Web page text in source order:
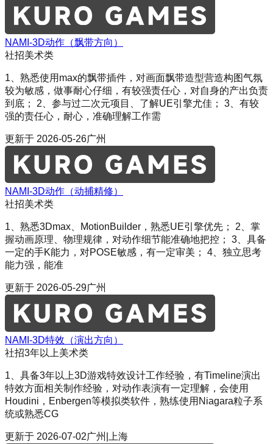
NAMI-3D动作（飘带方向）
社招美术类
1、熟悉使用max的飘带插件，对画面飘带造型营造构图气氛
较为敏感，做事耐心仔细，有较强责任心，对自身的产出负责
到底； 2、参与过二次元项目、了解UE引擎尤佳； 3、有较
强的责任心，耐心，准确理解工作需
更新于 2026-05-26广州
NAMI-3D动作（动捕精修）
社招美术类
1、熟悉3Dmax、MotionBuilder，熟悉UE引擎优先； 2、掌
握动画原理、物理规律，对动作细节能准确地把控； 3、具备
一定的手K能力，对POSE敏感，有一定审美； 4、独立思考
能力强，能准
更新于 2026-05-29广州
NAMI-3D特效（演出方向）
社招3年以上美术类
1、具备3年以上3D游戏特效设计工作经验，有Timeline演出
特效方面相关制作经验，对动作表演有一定理解，会使用
Houdini，Enbergen等模拟类软件，熟练使用Niagara粒子系
统或熟悉CG
更新于 2026-07-02广州|上海